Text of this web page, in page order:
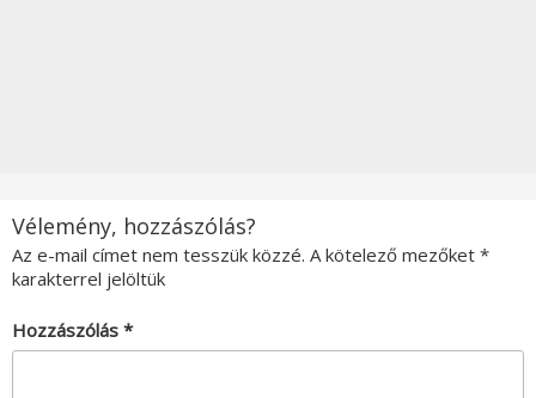
Vélemény, hozzászólás?
Az e-mail címet nem tesszük közzé. A kötelező mezőket *
karakterrel jelöltük
Hozzászólás *